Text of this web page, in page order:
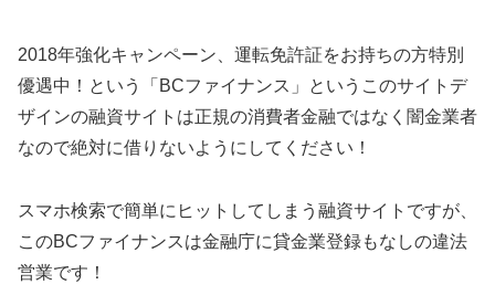
2018年強化キャンペーン、運転免許証をお持ちの方特別
優遇中！ という「 BCファイナンス 」というこのサイトデ
ザインの融資サイトは正規の消費者金融ではなく闇金業者
なので絶対に借りないようにしてください！
スマホ検索で簡単にヒットしてしまう融資サイトですが、
このBCファイナンスは金融庁に貸金業登録もなしの違法
営業です！